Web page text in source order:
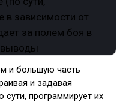
и большую часть
и задавая
программирует их